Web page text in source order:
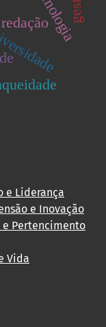
redação
e Liderança
e Inovação
e Pertencimento
Vida